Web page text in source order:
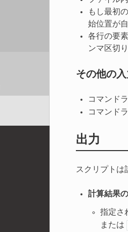
もし最初
始位置が
各行の要
ンマ区切
その他の
コマンド
コマンド
出力
スクリプトは
計算結果
指定さ
または